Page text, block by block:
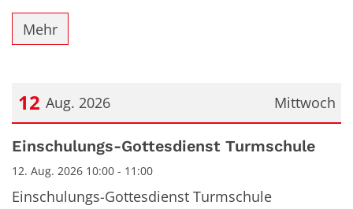
Mehr
Mittwoch
12 Aug. 2026
Datum: 12. August 2026
Einschulungs-Gottesdienst Turmschule
12. Aug. 2026 10:00 - 11:00
Einschulungs-Gottesdienst Turmschule